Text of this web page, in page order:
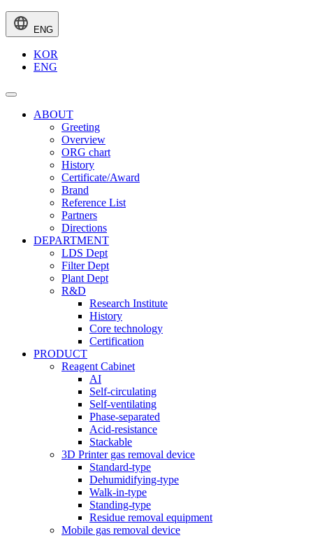
ENG
KOR
ENG
ABOUT
Greeting
Overview
ORG chart
History
Certificate/Award
Brand
Reference List
Partners
Directions
DEPARTMENT
LDS Dept
Filter Dept
Plant Dept
R&D
Research Institute
History
Core technology
Certification
PRODUCT
Reagent Cabinet
AI
Self-circulating
Self-ventilating
Phase-separated
Acid-resistance
Stackable
3D Printer gas removal device
Standard-type
Dehumidifying-type
Walk-in-type
Standing-type
Residue removal equipment
Mobile gas removal device